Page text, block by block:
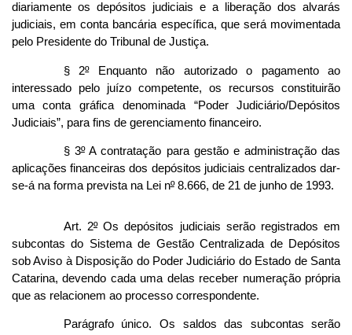
diariamente os depósitos judiciais e a liberação dos alvarás
judiciais, em conta bancária específica, que será movimentada
pelo Presidente do Tribunal de Justiça.
§ 2ºEnquanto não autorizado o pagamento ao
interessado pelo juízo competente, os recursos constituirão
uma conta gráfica denominada “Poder Judiciário/Depósitos
Judiciais”, para fins de gerenciamento financeiro.
§ 3ºA contratação para gestão e administração das
aplicações financeiras dos depósitos judiciais centralizados dar-
se-á na forma prevista na Lei nº8.666, de 21 de junho de 1993.
Art. 2ºOs depósitos judiciais serão registrados em
subcontas do Sistema de Gestão Centralizada de Depósitos
sob Aviso à Disposição do Poder Judiciário do Estado de Santa
Catarina, devendo cada uma delas receber numeração própria
que as relacionem ao processo correspondente.
Parágrafo único. Os saldos das subcontas serão